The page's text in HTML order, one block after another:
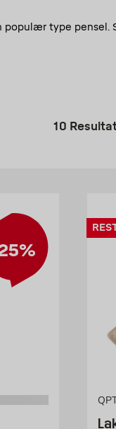
type pensel.
god
lister,
,
lakpensel
10